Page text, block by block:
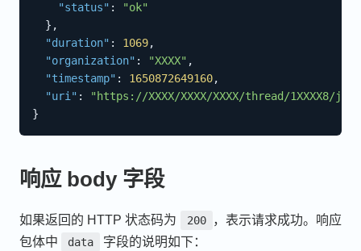
"status" :
"ok"
} ,
"duration" : 1069,
"organization" : "XXXX" ,
"timestamp" : 1650872649160,
"uri" :
"https://XXXX/XXXX/XXXX/thread/1XXXX8/
}
响应 body 字段
如果返回的 HTTP 状态码为 200
，表示请求成功。响应
包体中
data 字段的说明如下：